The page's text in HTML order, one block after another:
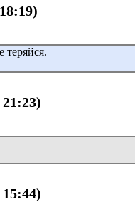
теряйся.
21:23)
15:44)